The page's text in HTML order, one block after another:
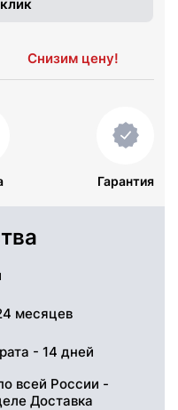
Снизим цену!
Гарантия
месяцев
- 14 дней
всей России -
Доставка